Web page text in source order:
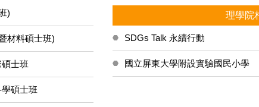
)
材料碩士班)
士班
碩士班
理學院
SDGs Talk 永續行動
國立屏東大學附設實驗國民小學